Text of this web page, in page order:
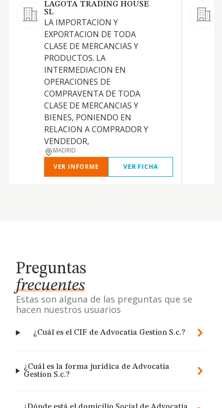
LAGOTA TRADING HOUSE
SL
LA IMPORTACION Y
EXPORTACION DE TODA
CLASE DE MERCANCIAS Y
PRODUCTOS. LA
INTERMEDIACION EN
OPERACIONES DE
COMPRAVENTA DE TODA
CLASE DE MERCANCIAS Y
BIENES, PONIENDO EN
RELACION A COMPRADOR Y
VENDEDOR,
MADRID
VER INFORME
VER FICHA
Preguntas
frecuentes
Estas son alguna de las preguntas que se
hacen nuestros usuarios
¿Cuál es el CIF de Advocatia Gestion S.c.?
¿Cuál es la forma jurídica de Advocatia
Gestion S.c.?